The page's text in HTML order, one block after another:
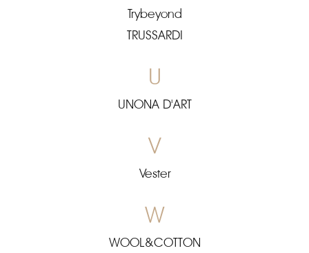
Trybeyond
TRUSSARDI
U
UNONA D'ART
V
Vester
W
WOOL&COTTON